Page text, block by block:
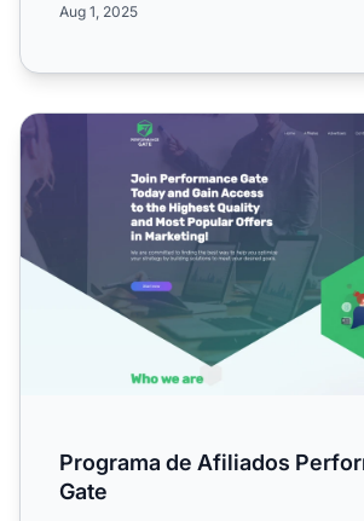
Aug 1, 2025
Programa de Afiliados Performance
Programa de Afiliados
Gate